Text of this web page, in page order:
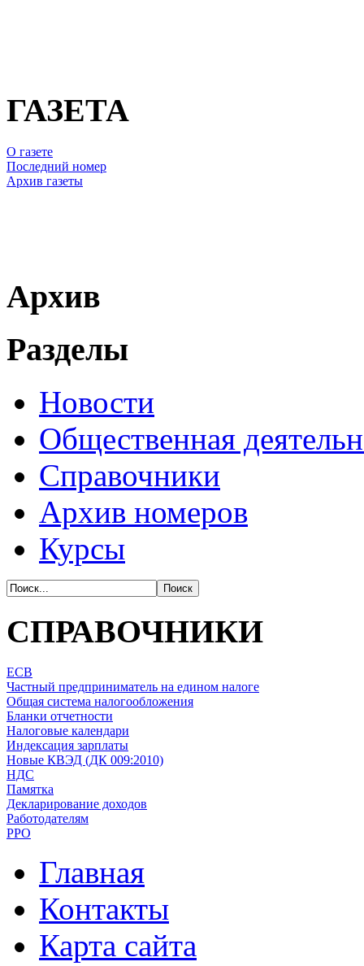
ГАЗЕТА
О газете
Последний номер
Архив газеты
Архив
Разделы
Новости
Общественная
Справочники
Архив номеров
Курсы
СПРАВОЧНИКИ
ЕСВ
Частный предприниматель на едином налоге
Общая система налогообложения
Бланки отчетности
Налоговые календари
Индексация зарплаты
Новые КВЭД (ДК 009:2010)
НДС
Памятка
Декларирование доходов
Работодателям
РРО
Главная
Контакты
Карта сайта